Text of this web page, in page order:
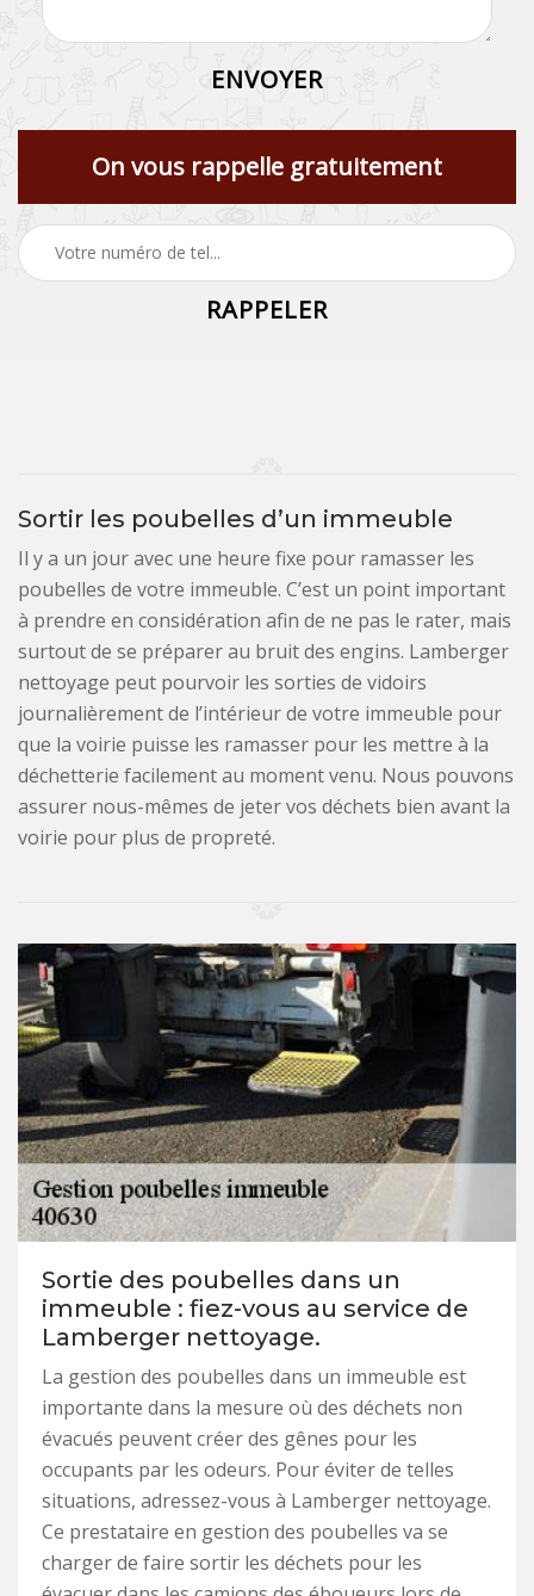
On vous rappelle gratuitement
Sortir les poubelles d’un immeuble
Il y a un jour avec une heure fixe pour ramasser les
poubelles de votre immeuble. C’est un point important
à prendre en considération afin de ne pas le rater, mais
surtout de se préparer au bruit des engins. Lamberger
nettoyage peut pourvoir les sorties de vidoirs
journalièrement de l’intérieur de votre immeuble pour
que la voirie puisse les ramasser pour les mettre à la
déchetterie facilement au moment venu. Nous pouvons
assurer nous-mêmes de jeter vos déchets bien avant la
voirie pour plus de propreté.
Sortie des poubelles dans un
immeuble : fiez-vous au service de
Lamberger nettoyage.
La gestion des poubelles dans un immeuble est
importante dans la mesure où des déchets non
évacués peuvent créer des gênes pour les
occupants par les odeurs. Pour éviter de telles
situations, adressez-vous à Lamberger nettoyage.
Ce prestataire en gestion des poubelles va se
charger de faire sortir les déchets pour les